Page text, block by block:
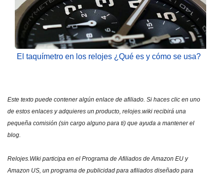
El taquímetro en los relojes ¿Qué es y cómo se usa?
Este texto puede contener algún enlace de afiliado. Si haces clic en uno
de estos enlaces y adquieres un producto, relojes.wiki recibirá una
pequeña comisión (sin cargo alguno para ti) que ayuda a mantener el
blog.
Relojes.Wiki participa en el Programa de Afiliados de Amazon EU y
Amazon US, un programa de publicidad para afiliados diseñado para